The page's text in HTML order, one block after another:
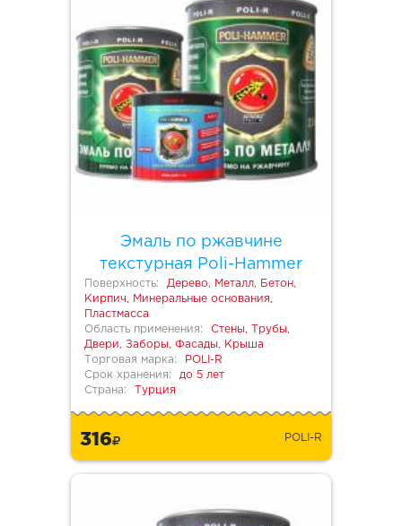
Эмаль по ржавчине
текстурная Poli-Hammer
Поверхность:
Дерево, Металл, Бетон,
Кирпич, Минеральные основания,
Пластмасса
Область применения:
Стены, Трубы,
Двери, Заборы, Фасады, Крыша
Торговая марка:
POLI-R
Срок хранения:
до 5 лет
Страна:
Турция
316 POLI-R